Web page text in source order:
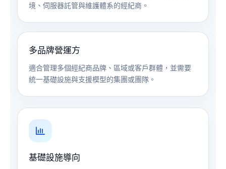
境、伺服器託管與維護體系的經紀商。
多品牌營運方
適合管理多個經紀商品牌、區域或客戶群體，並需要
統一基礎設施與支援模型的集團或團隊。
基礎設施導向